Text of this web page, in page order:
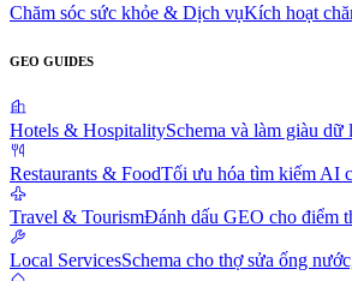
Chăm sóc sức khỏe & Dịch vụKích hoạt
GEO GUIDES
Hotels & HospitalitySchema và làm giàu dữ
Restaurants & FoodTối ưu hóa tìm kiếm AI
Travel & TourismĐánh dấu GEO cho điểm
Local ServicesSchema cho thợ sửa ống